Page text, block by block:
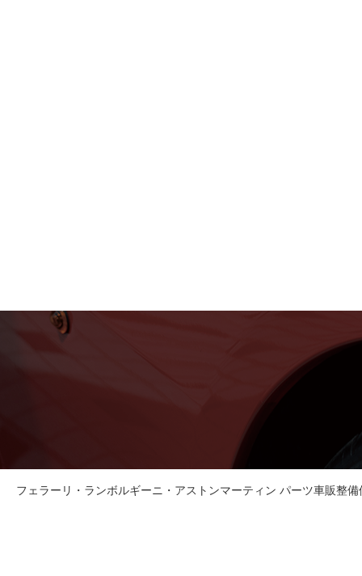
フェラーリ・ランボルギーニ・アストンマーティン パーツ車販整